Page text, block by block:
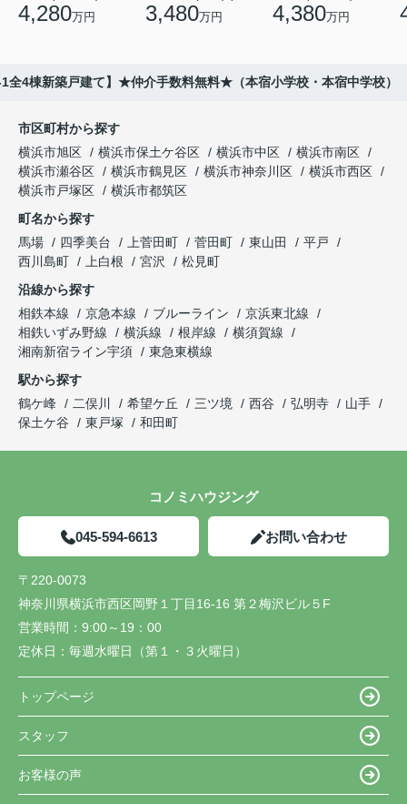
4,280万円 3,480万円 4,380万円
全4棟新築戸建て】★仲介手数料無料★（本宿小学校・本宿中学校）
市区町村から探す
横浜市旭区
横浜市保土ケ谷区 横浜市中区
横浜市南区
横浜市瀬谷区
横浜市鶴見区 横浜市神奈川区
横浜市西区
横浜市戸塚区
横浜市都筑区
町名から探す
馬場
四季美台 上菅田町 菅田町 東山田
平戸
西川島町
上白根 宮沢
松見町
沿線から探す
相鉄本線
京急本線 ブルーライン
京浜東北線
相鉄いずみ野線
横浜線 根岸線
横須賀線
湘南新宿ライン宇須
東急東横線
駅から探す
鶴ケ峰
二俣川 希望ケ丘 三ツ境 西谷 弘明寺
山手
保土ケ谷
東戸塚 和田町
コノミハウジング
045-594-6613 お問い合わせ
〒220-0073
神奈川県横浜市西区岡野１丁目16-16 第２梅沢ビル５F
営業時間： 9:00～19：00
定休日： 毎週水曜日（第１・３火曜日）
トップページ
スタッフ
お客様の声